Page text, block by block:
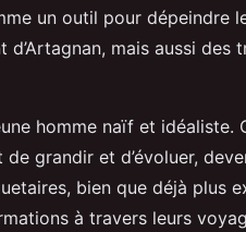
un outil pour dépeindre
mais aussi des
homme naïf et idéaliste.
grandir et d’évoluer,
bien que déjà plus
à travers leurs